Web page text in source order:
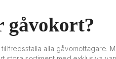
gåvokort?
alla gåvomottagare.